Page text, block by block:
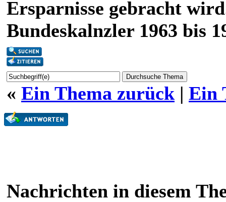
Ersparnisse gebracht
Bundeskalnzler 1963 bis
« Ein Thema zurück | Ein
Nachrichten in diesem